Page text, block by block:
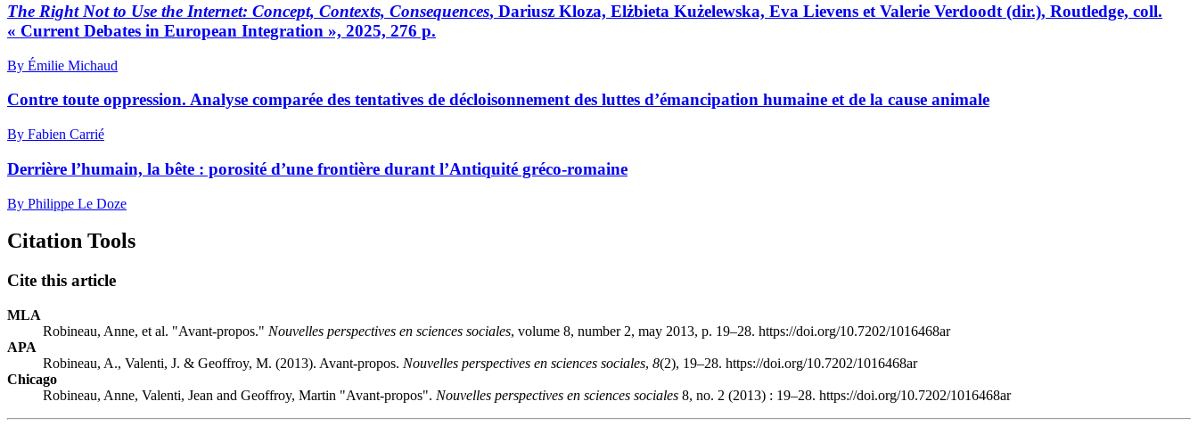
The Right Not to Use the Internet: Concept, Contexts, Consequences, Dariusz Kloza, Elżbieta Kużelewska, Eva Lievens et Valerie Verdoodt (dir.), Routledge, coll.
« Current Debates in European Integration », 2025, 276 p.
By Émilie Michaud
Contre toute oppression. Analyse comparée des tentatives de décloisonnement des luttes d’émancipation humaine et de la cause animale
By Fabien Carrié
Derrière l’humain, la bête : porosité d’une frontière durant l’Antiquité gréco-romaine
By Philippe Le Doze
Citation Tools
Cite this article
MLA
Robineau, Anne, et al. "Avant-propos." Nouvelles perspectives en sciences sociales, volume 8, number 2, may 2013, p. 19–28. https://doi.org/10.7202/1016468ar
APA
Robineau, A., Valenti, J. & Geoffroy, M. (2013). Avant-propos. Nouvelles perspectives en sciences sociales, 8(2), 19–28. https://doi.org/10.7202/1016468ar
Chicago
Robineau, Anne, Valenti, Jean and Geoffroy, Martin "Avant-propos". Nouvelles perspectives en sciences sociales 8, no. 2 (2013) : 19–28. https://doi.org/10.7202/1016468ar